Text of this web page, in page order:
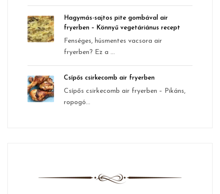
Hagymás-sajtos pite gombával air
fryerben – Könnyű vegetáriánus recept
Fenséges, húsmentes vacsora air
fryerben? Ez a ...
Csípős csirkecomb air fryerben
Csípős csirkecomb air fryerben – Pikáns,
ropogó...